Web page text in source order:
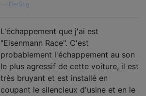
DerStig
L'échappement que j'ai est
"Eisenmann Race". C'est
probablement l'échappement au son
le plus agressif de cette voiture, il est
très bruyant et est installé en
coupant le silencieux d'usine et en le